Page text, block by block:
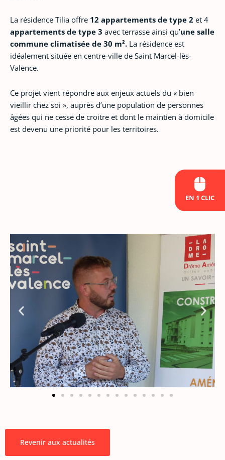
EN 1 CLIC
La résidence Tilia offre 12 appartements de type 2 et 4
appartements de type 3 avec terrasse ainsi qu’une salle
commune climatisée de 30 m². La résidence est
idéalement située en centre-ville de Saint Marcel-lès-
Valence.
Ce projet vient répondre aux enjeux actuels du « bien
vieillir chez soi », auprès d’une population de personnes
âgées qui ne cesse de croitre et dont le maintien à domicile
est devenu une priorité pour les territoires.
Revenir aux actualités